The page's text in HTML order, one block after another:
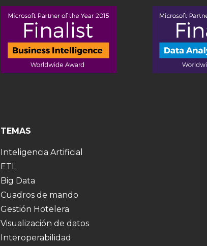
TEMAS
Inteligencia Artificial
ETL
Big Data
Cuadros de mando
Gestión Hotelera
Visualización de datos
Interoperabilidad